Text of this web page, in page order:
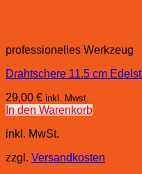
professionelles Werkzeug
Drahtschere 11.5 cm
29,00 € inkl. Mwst.
In den Warenkorb
inkl. MwSt.
zzgl. Versandkosten